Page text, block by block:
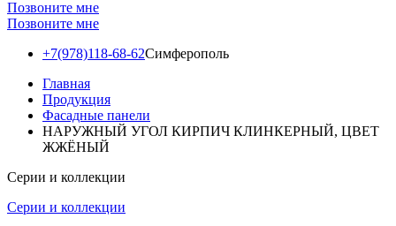
Позвоните мне
Позвоните мне
+7(978)118-68-62Симферополь
Главная
Продукция
Фасадные панели
НАРУЖНЫЙ УГОЛ КИРПИЧ КЛИНКЕРНЫЙ, ЦВЕТ
ЖЖЁНЫЙ
Серии и коллекции
Серии и коллекции